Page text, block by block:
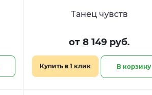
Танец чувств
от 8 149 руб.
Купить в 1 клик В корзину